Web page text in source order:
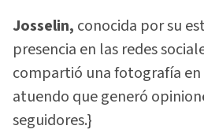
Josselin, conocida por su
presencia en las redes
compartió una fotografía
atuendo que generó
seguidores.}